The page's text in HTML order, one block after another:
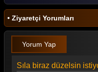
Gelin 179. Bölüm
Gelin 178. Bölüm
• Ziyaretçi Yorumları
Yorum Yap
Sıla biraz düzelsin